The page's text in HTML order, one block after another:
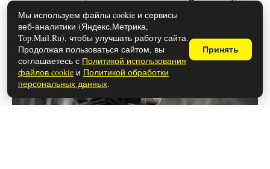
детектив» (осторожно, спойлеры!)
Мы используем файлы cookie и сервисы
веб-аналитики (Яндекс.Метрика,
Top.Mail.Ru), чтобы улучшать работу сайта.
Продолжая пользоваться сайтом, вы
соглашаетесь с Политикой использования
файлов cookie и Политикой обработки
персональных данных.
Принять